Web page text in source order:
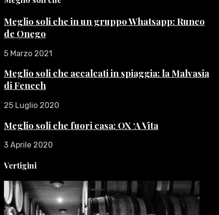
Meglio soli che in un gruppo Whatsapp: Runco
de Onego
5 Marzo 2021
Meglio soli che accalcati in spiaggia: la Malvasia
di Fenech
25 Luglio 2020
Meglio soli che fuori casa: OX ‘A Vita
3 Aprile 2020
Vertigini